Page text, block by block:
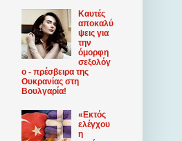
Καυτές
αποκαλύ
ψεις για
την
όμορφη
σεξολόγ
ο - πρέσβειρα της
Ουκρανίας στη
Βουλγαρία!
«Εκτός
ελέγχου
η